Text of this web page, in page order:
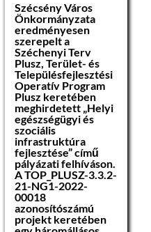
Szécsény Város
Önkormányzata
eredményesen
szerepelt a
Széchenyi Terv
Plusz, Terület- és
Településfejlesztési
Operatív Program
Plusz keretében
meghirdetett „Helyi
egészségügyi és
szociális
infrastruktúra
fejlesztése” című
pályázati felhíváson.
A TOP_PLUSZ-3.3.2-
21-NG1-2022-
00018
azonosítószámú
projekt keretében